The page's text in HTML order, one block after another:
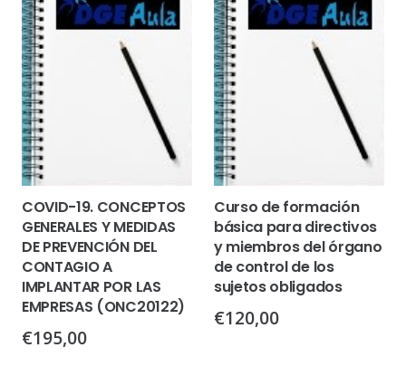
COVID-19. CONCEPTOS
GENERALES Y MEDIDAS
DE PREVENCIÓN DEL
CONTAGIO A
IMPLANTAR POR LAS
EMPRESAS (ONC20122)
€195,00
Curso de formación
básica para directivos
y miembros del órgano
de control de los
sujetos obligados
€120,00